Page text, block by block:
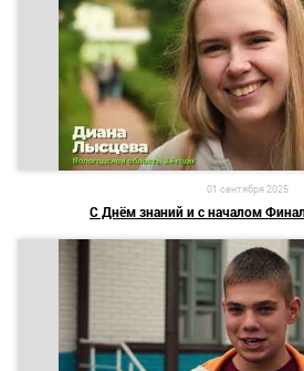
01 сентября 2025
С Днём знаний и с началом